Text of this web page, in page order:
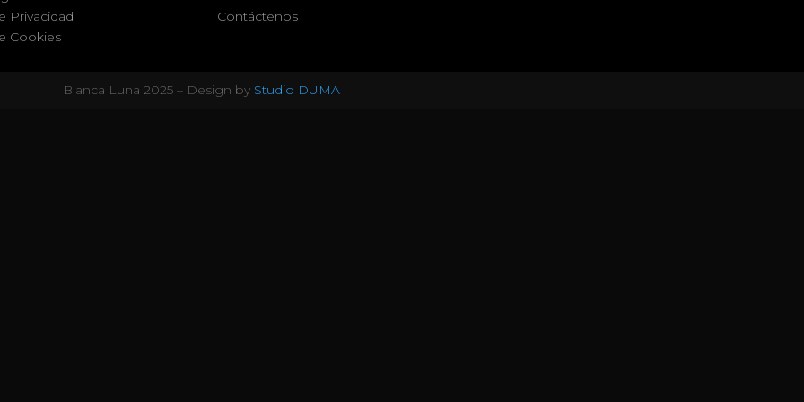
Privacidad
Cookies
Contáctenos
Blanca Luna 2025 – Design by Studio DUMA